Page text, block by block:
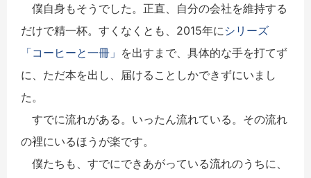
僕自身もそうでした。正直、自分の会社を維持する
だけで精一杯。すくなくとも、2015年にシリーズ
「コーヒーと一冊」 を出すまで、具体的な手を打てず
に、ただ本を出し、届けることしかできずにいまし
た。
すでに流れがある。いったん流れている。その流れ
の裡にいるほうが楽です。
僕たちも、すでにできあがっている流れのうちに、